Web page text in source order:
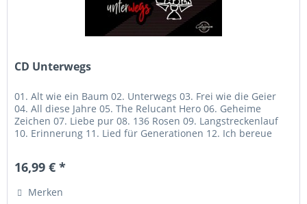
CD Unterwegs
01. Alt wie ein Baum 02. Unterwegs 03. Frei wie die Geier
04. All diese Jahre 05. The Relucant Hero 06. Geheime
Zeichen 07. Liebe pur 08. 136 Rosen 09. Langstreckenlauf
10. Erinnerung 11. Lied für Generationen 12. Ich bereue
16,99 € *
Merken